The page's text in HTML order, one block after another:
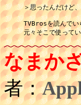
＞思ったんだけど
TVBrosを読んでい
元々そこで使って
なまか
者：